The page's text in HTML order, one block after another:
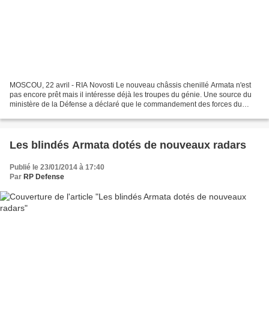
MOSCOU, 22 avril - RIA Novosti Le nouveau châssis chenillé Armata n'est
pas encore prêt mais il intéresse déjà les troupes du génie. Une source du
ministère de la Défense a déclaré que le commandement des forces du
Les blindés Armata dotés de nouveaux radars
Publié le 23/01/2014 à 17:40
Par RP Defense